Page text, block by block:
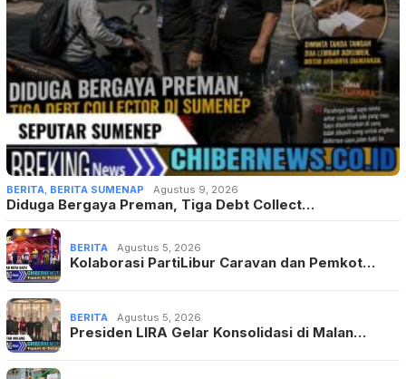
BERITA, BERITA SUMENAP Agustus 9, 2026
Diduga Bergaya Preman, Tiga Debt Collect…
BERITA Agustus 5, 2026
Kolaborasi PartiLibur Caravan dan Pemkot…
BERITA Agustus 5, 2026
Presiden LIRA Gelar Konsolidasi di Malan…